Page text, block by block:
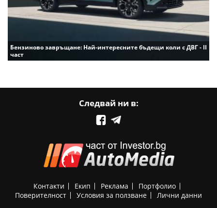
Бензиново завръщане: Най-интересните бъдещи коли с ДВГ - II
част
Следвай ни в:
Контакти Екип Реклама
Портфолио
Поверителност
Условия за ползване Лични данни